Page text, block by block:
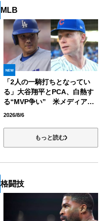
MLB
NEW
「2人の一騎打ちとなってい
る」大谷翔平とPCA、白熱す
る“MVP争い” 米メディア
「強烈なアピールを続けてい
2026/8/6
もっと読む
格闘技